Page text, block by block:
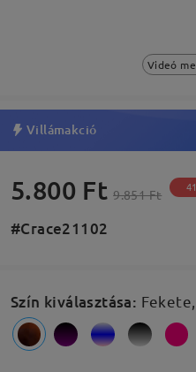
Videó
Villámakció
5.800 Ft 9.851 Ft
#Crace21102
Szín kiválasztása: